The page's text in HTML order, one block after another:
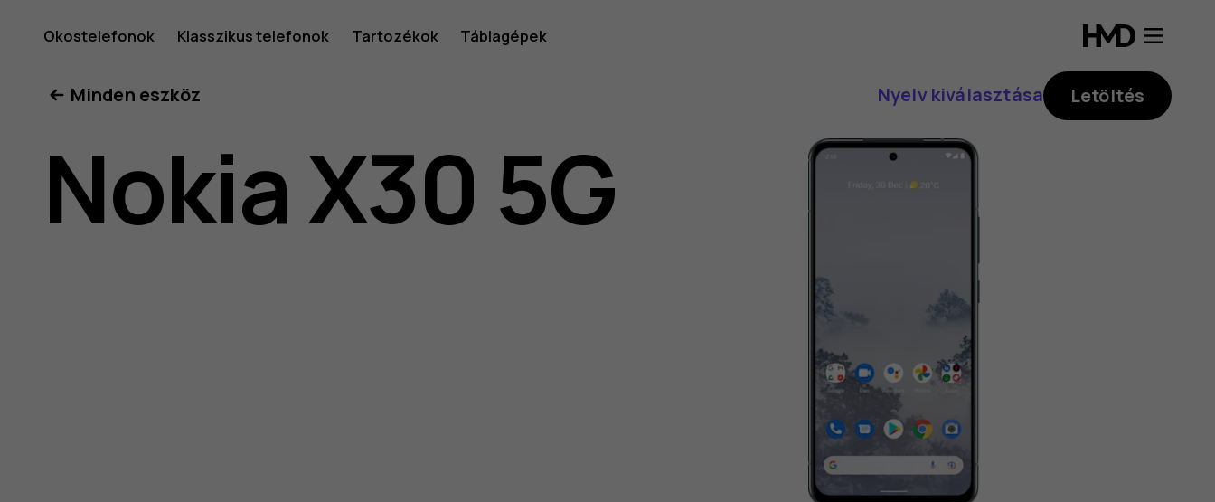
Nokia
X30
5G
Okostelefonok Klasszikus telefonok Tartozékok Táblagépek
Minden eszköz Nyelv kiválasztása Letöltés
Nokia X30 5G